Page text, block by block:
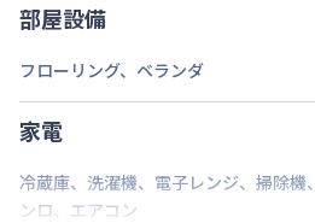
部屋設備
フローリング、 ベランダ
家電
冷蔵庫、 洗濯機、 電子レンジ、 掃除機、
ンロ、 エアコン